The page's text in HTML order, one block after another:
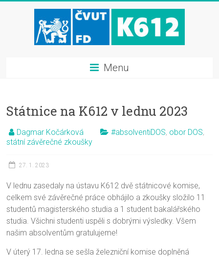
Menu
Státnice na K612 v lednu 2023
Dagmar Kočárková #absolventiDOS, obor DOS,
státní závěrečné zkoušky
27. 1. 2023
V lednu zasedaly na ústavu K612 dvě státnicové komise,
celkem své závěrečné práce obhájilo a zkoušky složilo 11
studentů magisterského studia a 1 student bakalářského
studia. Všichni studenti uspěli s dobrými výsledky. Všem
našim absolventům gratulujeme!
V úterý 17. ledna se sešla železniční komise doplněná